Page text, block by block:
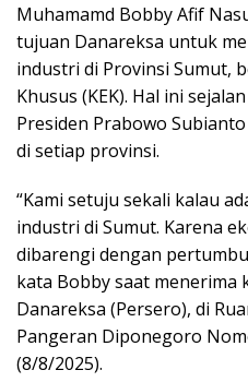
Muhamamd Bobby Afif
tujuan Danareksa untuk
industri di Provinsi Sumut,
Khusus (KEK). Hal ini
Presiden Prabowo
di setiap provinsi.
“Kami setuju sekali kalau
industri di Sumut. Karena
dibarengi dengan
kata Bobby saat menerima
Danareksa (Persero), di
Pangeran Diponegoro
(8/8/2025).